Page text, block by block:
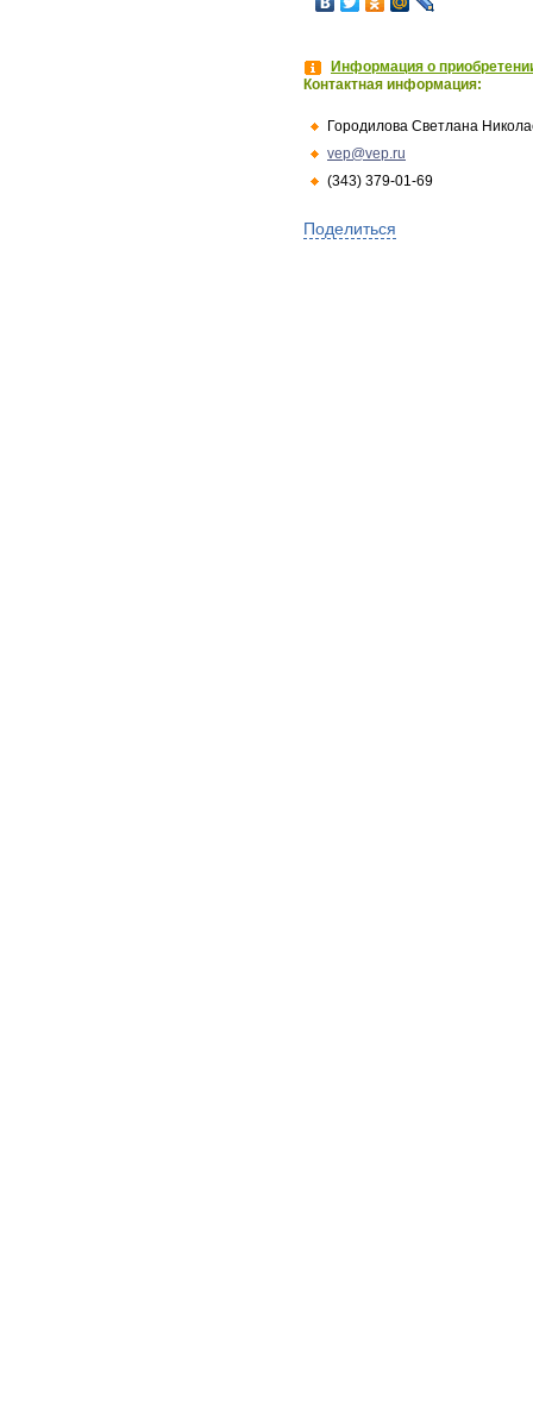
Информация о
Контактная информация:
Городилова Светлана
vep@vep.ru
(343) 379-01-69
Поделиться